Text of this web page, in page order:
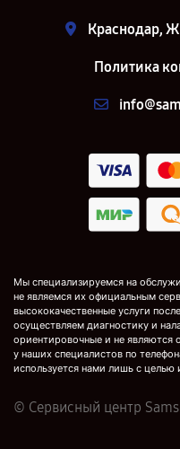
Краснодар,
Политика
Мы специализируемся на
не являемся их официальным
высококачественные услуги
осуществляем диагностику и
ориентировочные и не являются
у наших специалистов по
используется нами лишь с
© Сервисный центр